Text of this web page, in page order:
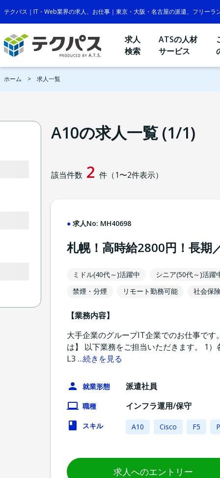
テクパス｜IT・Web業界の求人、お仕事｜東京・大阪・名古屋の派遣、フリーラ
求人
検索
ATSの人材
サービス
ホーム 求人一覧
A10の求人一覧 (1/1)
該当件数 2 件（1〜2件表示）
求人No: MH40698
札幌！高時給2800円！長期
ミドル(40代～)活躍中
シニア(50代～)活躍
禁煙・分煙
リモート勤務可能 社会保
【業務内容】
大手企業のグループIT企業でのお仕事で
は】 以下業務をご担当いただきます。 1
L3 …続きを見る
就業形態 派遣社員
職種 インフラ運用/保守
スキル A10 Cisco F5
求人へのエントリー